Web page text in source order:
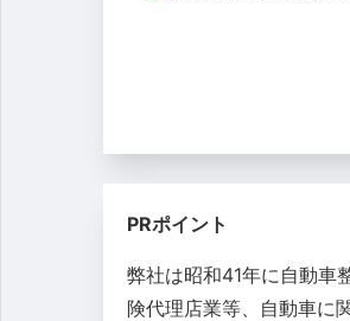
PRポイント
弊社は昭和41年に自動車
険代理店業等、自動車に